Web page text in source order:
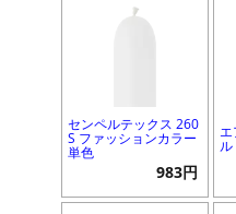
センペルテックス 260
S ファッションカラー
単色
983円
エ